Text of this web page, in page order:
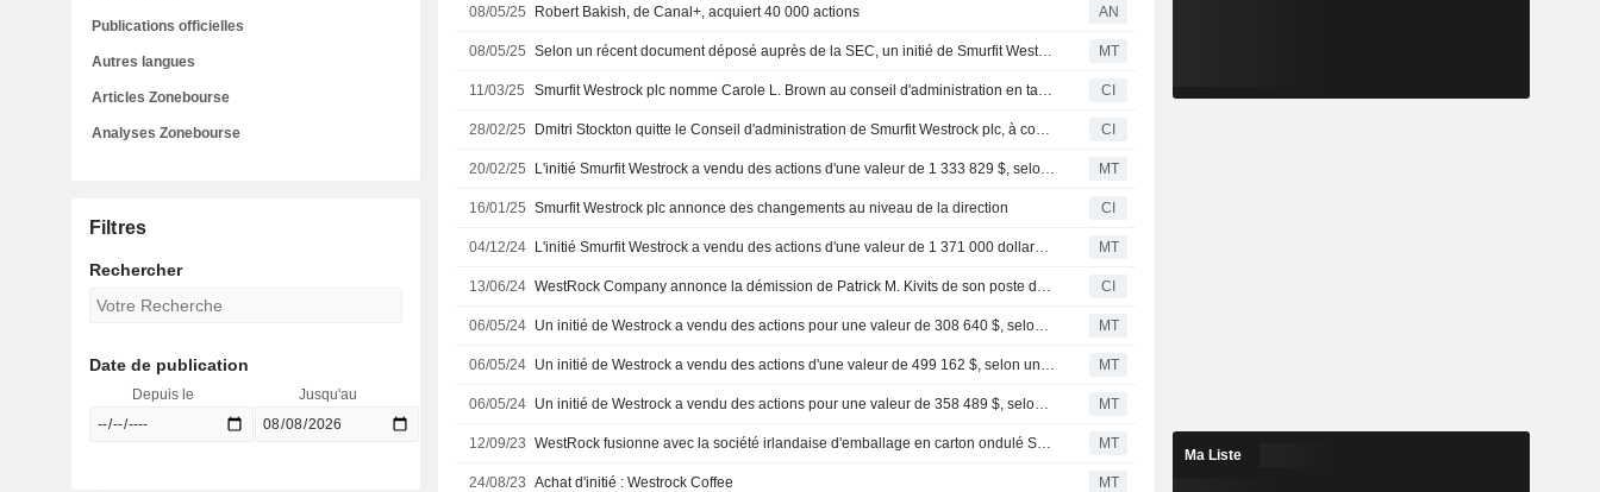
08/05/25 Robert Bakish, de Canal+, acquiert 40 000 actions AN
08/05/25 Selon un récent document déposé auprès de la SEC, un initié de Smurfit Westrock a acheté des actions pour une valeur de 595 182 dollars. MT
11/03/25 Smurfit Westrock plc nomme Carole L. Brown au conseil d'administration en tant qu'administratrice indépendante et membre du comité. CI
28/02/25 Dmitri Stockton quitte le Conseil d'administration de Smurfit Westrock plc, à compter du 2 mai 2025 CI
20/02/25 L'initié Smurfit Westrock a vendu des actions d'une valeur de 1 333 829 $, selon un récent dépôt auprès de la SEC MT
16/01/25 Smurfit Westrock plc annonce des changements au niveau de la direction CI
04/12/24 L'initié Smurfit Westrock a vendu des actions d'une valeur de 1 371 000 dollars, selon un récent dépôt auprès de la SEC. MT
13/06/24 WestRock Company annonce la démission de Patrick M. Kivits de son poste de président CI
06/05/24 Un initié de Westrock a vendu des actions pour une valeur de 308 640 $, selon un récent dépôt auprès de la SEC MT
06/05/24 Un initié de Westrock a vendu des actions d'une valeur de 499 162 $, selon un récent dépôt auprès de la SEC MT
06/05/24 Un initié de Westrock a vendu des actions pour une valeur de 358 489 $, selon un récent dépôt auprès de la SEC MT
12/09/23 WestRock fusionne avec la société irlandaise d'emballage en carton ondulé Smurfit Kappa MT
24/08/23 Achat d'initié : Westrock Coffee MT
Publications officielles
Autres langues
Articles Zonebourse
Analyses Zonebourse
Filtres
Rechercher
Date de publication
Depuis le Jusqu'au
Ma Liste